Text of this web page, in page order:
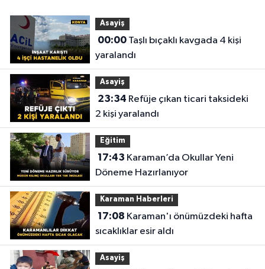
Asayiş
00:00Taşlı bıçaklı kavgada 4 kişi
yaralandı
Asayiş
23:34
2 kişi yaralandı
Eğitim
17:43
Döneme Hazırlanıyor
Karaman Haberleri
17:08
sıcaklıklar esir aldı
Asayiş